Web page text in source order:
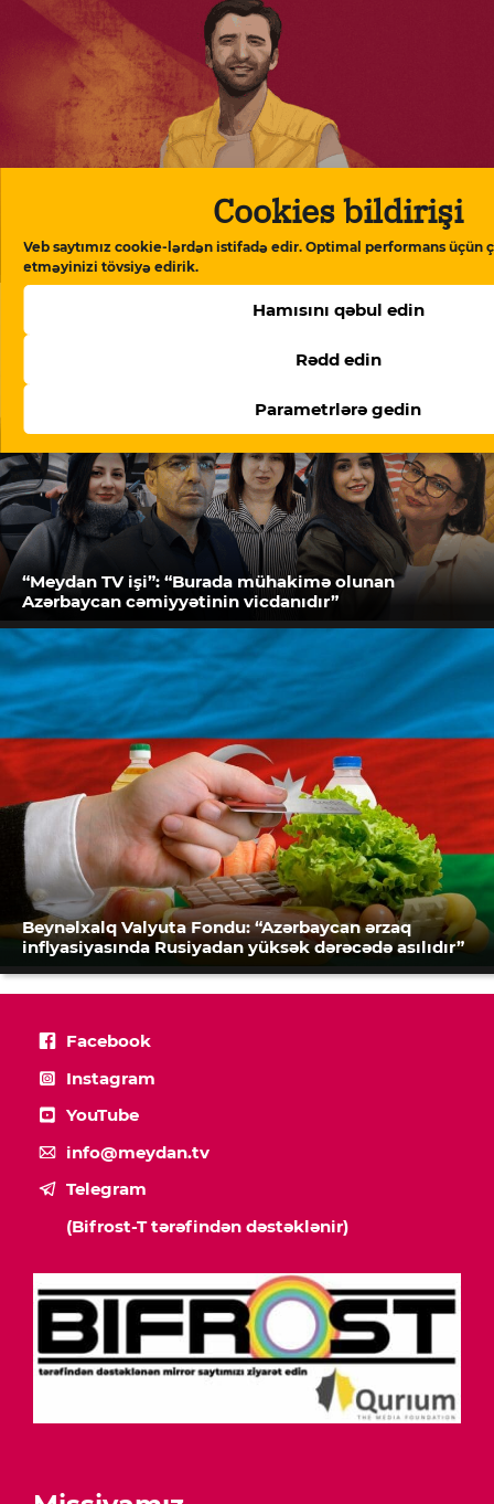
Cookies bildirişi
Veb saytımız cookie-lərdən istifadə edir. Optimal performans üçün
etməyinizi tövsiyə edirik.
Hamısını qəbul edin
Rədd edin
Parametrlərə gedin
Doymaq feili – Ramin Deko yazır
“Meydan TV işi”: “Burada mühakimə olunan
Azərbaycan cəmiyyətinin vicdanıdır”
Beynəlxalq Valyuta Fondu: “Azərbaycan ərzaq
inflyasiyasında Rusiyadan yüksək dərəcədə asılıdır”
Facebook
Instagram
YouTube
info@meydan.tv
Telegram
(Bifrost-T tərəfindən dəstəklənir)